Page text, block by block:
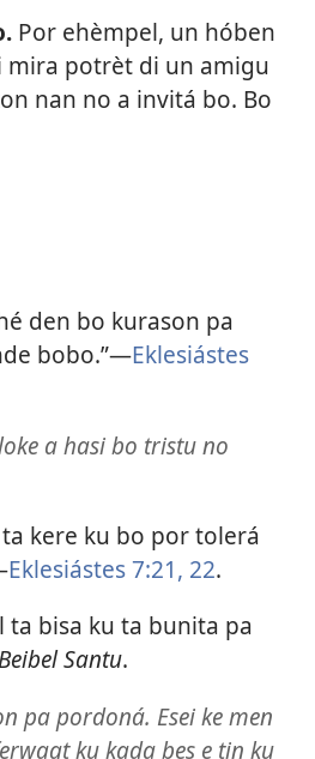
Por ehèmpel, un hóben
mira potrèt di un amigu
nan no a invitá bo. Bo
den bo kurason pa
bobo.”—Eklesiástes
a hasi bo tristu no
kere ku bo por tolerá
Eklesiástes 7:21, 22.
ta bisa ku ta bunita pa
Santu.
pa pordoná. Esei ke men
ku kada bes e tin ku